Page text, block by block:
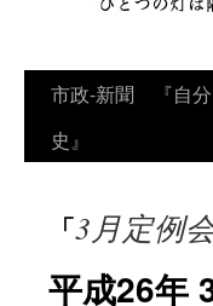
コ
ツ
市政‐新聞 『自分
史』
「3月定例
平成26年